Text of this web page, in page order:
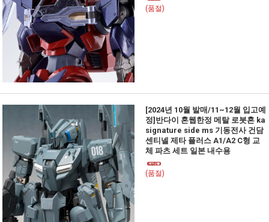
(품절)
[2024년 10월 발매/11~12월 입고예
정]반다이 혼웹한정 메탈 로봇혼 ka
signature side ms 기동전사 건담
센티넬 제타 플러스 A1/A2 C형 교
체 파츠 세트 일본 내수용
(품절)